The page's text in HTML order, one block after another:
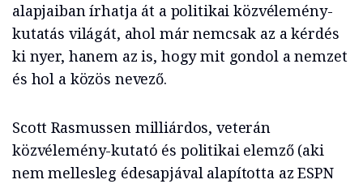
alapjaiban írhatja át a politikai közvélemény-
kutatás világát, ahol már nemcsak az a kérdés
ki nyer, hanem az is, hogy mit gondol a nemzet
és hol a közös nevező.
Scott Rasmussen milliárdos, veterán
közvélemény-kutató és politikai elemző (aki
nem mellesleg édesapjával alapította az ESPN